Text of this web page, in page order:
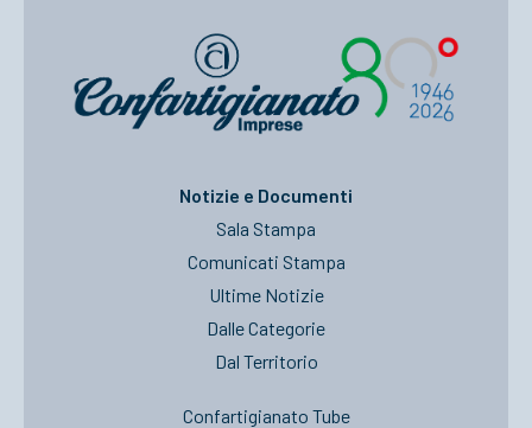
Notizie e Documenti
Sala Stampa
Comunicati Stampa
Ultime Notizie
Dalle Categorie
Dal Territorio
Confartigianato Tube